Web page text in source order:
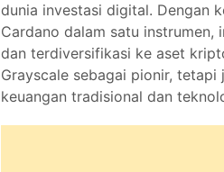
dunia investasi digital. Dengan
Cardano dalam satu instrumen,
dan terdiversifikasi ke aset
Grayscale sebagai pionir,
keuangan tradisional dan